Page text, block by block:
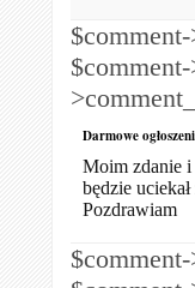
Darmowe
Moim zdanie i
będzie
Pozdrawiam